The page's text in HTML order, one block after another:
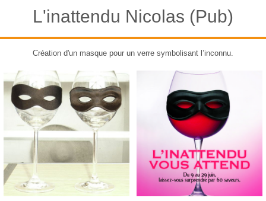
L'inattendu Nicolas (Pub)
Création d'un masque pour un verre symbolisant l’inconnu.